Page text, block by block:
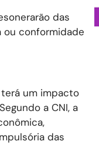
das
ou conformidade
um impacto
a CNI, a
das